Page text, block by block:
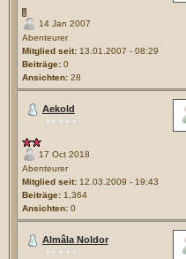
14 Jan 2007
Abenteurer
Mitglied seit:13.01.2007 - 08:29
Beiträge:0
Ansichten:28
Aekold
17 Oct 2018
Abenteurer
Mitglied seit:12.03.2009 - 19:43
Beiträge:1,364
Ansichten:0
Almâla Noldor